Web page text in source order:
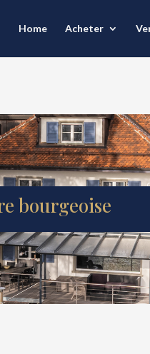
Home Acheter
bourgeoise